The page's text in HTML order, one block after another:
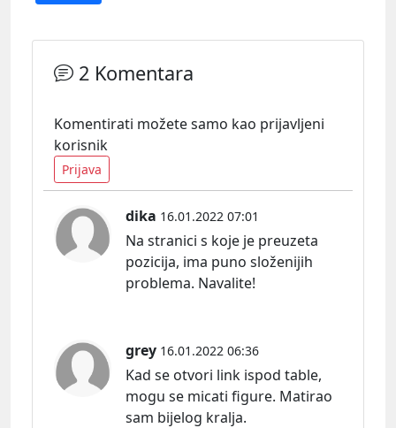
2 Komentara
Komentirati možete samo kao prijavljeni
korisnik
Prijava
dika 16.01.2022 07:01
Na stranici s koje je preuzeta
pozicija, ima puno složenijih
problema. Navalite!
grey 16.01.2022 06:36
Kad se otvori link ispod table,
mogu se micati figure. Matirao
sam bijelog kralja.